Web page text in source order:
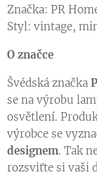
Značka: PR
Styl: vintage,
O značce
Švédská značka
se na výrobu
osvětlení.
výrobce se
designem. Tak
rozsviťte si vaši